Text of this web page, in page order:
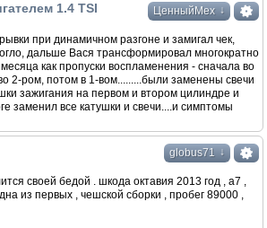
ЦенныйМех ↓
1.4 TSI
при динамичном разгоне и замигал чек,
дальше Вася трансформировал многократно
как пропуски воспламенения - сначала во
2-ром, потом в 1-вом.........были заменены свечи
зажигания на первом и втором цилиндре и
заменил все катушки и свечи....и симптомы
globus71 ↓
своей бедой . шкода октавия 2013 год , а7 ,
из первых , чешской сборки , пробег 89000 ,